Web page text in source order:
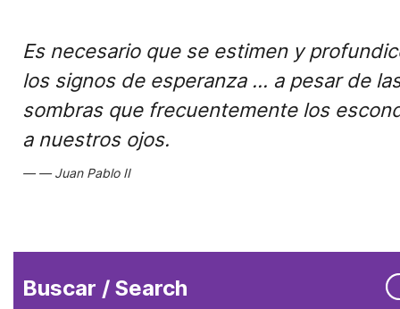
Es necesario que se estimen y
los signos de esperanza ... a pesar de
sombras que frecuentemente los
a nuestros ojos.
Juan Pablo II
Buscar / Search